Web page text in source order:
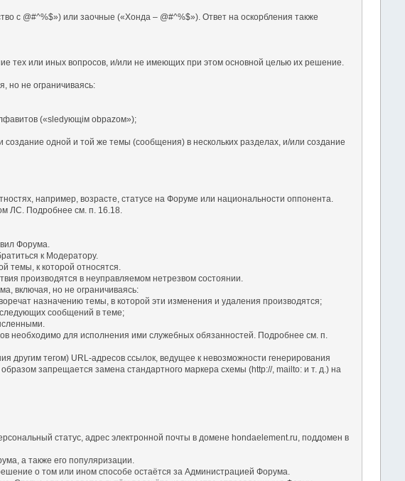
с @#^%$») или заочные («Хонда – @#^%$»). Ответ на оскорбления также
тех или иных вопросов, и/или не имеющих при этом основной целью их решение.
но не ограничиваясь:
(«slеdующiм оbраzом»);
одной и той же темы (сообщения) в нескольких разделах, и/или создание
например, возрасте, статусе на Форуме или национальности оппонента.
ЛС. Подробнее см. п. 16.18.
Форума.
к Модератору.
темы, к которой относятся.
производятся в неуправляемом нетрезвом состоянии.
включая, но не ограничиваясь:
назначению темы, в которой эти изменения и удаления производятся;
сообщений в теме;
необходимо для исполнения ими служебных обязанностей. Подробнее см. п.
другим тегом) URL-адресов ссылок, ведущее к невозможности генерирования
запрещается замена стандартного маркера схемы (http://, mailto: и т. д.) на
статус, адрес электронной почты в домене hondaelement.ru, поддомен в
а также его популяризации.
о том или ином способе остаётся за Администрацией Форума.